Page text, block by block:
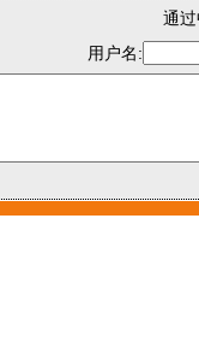
通
用户名: